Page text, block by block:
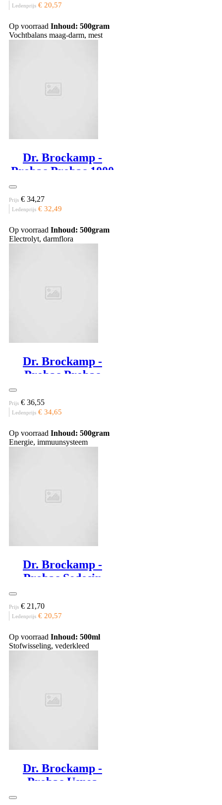
Ledenprijs € 20,57
Op voorraad Inhoud: 500gram
Vochtbalans maag-darm, mest
Dr. Brockamp -
Probac Probac 1000
Prijs € 34,27
Ledenprijs € 32,49
Op voorraad Inhoud: 500gram
Electrolyt, darmflora
Dr. Brockamp -
Probac Probac
Prijs € 36,55
Ledenprijs € 34,65
Op voorraad Inhoud: 500gram
Energie, immuunsysteem
Dr. Brockamp -
Probac Sedosin
Prijs € 21,70
Ledenprijs € 20,57
Op voorraad Inhoud: 500ml
Stofwisseling, vederkleed
Dr. Brockamp -
Probac Usnea